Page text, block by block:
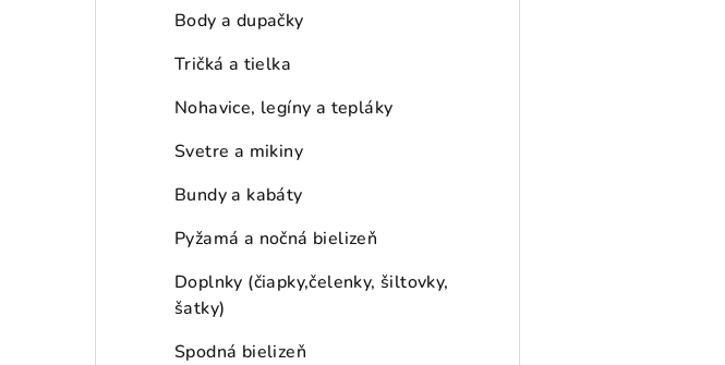
Body a dupačky
Tričká a tielka
Nohavice, legíny a tepláky
Svetre a mikiny
Bundy a kabáty
Pyžamá a nočná bielizeň
Doplnky (čiapky,čelenky, šiltovky,
šatky)
Spodná bielizeň